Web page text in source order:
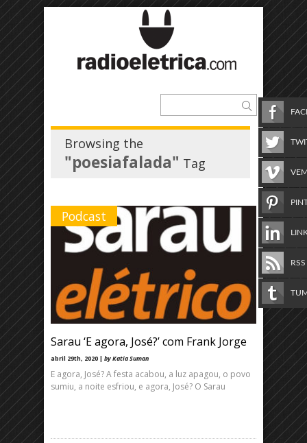
Browsing the
"poesiafalada" Tag
Podcast
Sarau ‘E agora, José?’ com Frank Jorge
abril 29th, 2020 | by Katia Suman
E agora, José? A festa acabou, a luz apagou, o povo
sumiu, a noite esfriou, e agora, José? O Sarau
RSS